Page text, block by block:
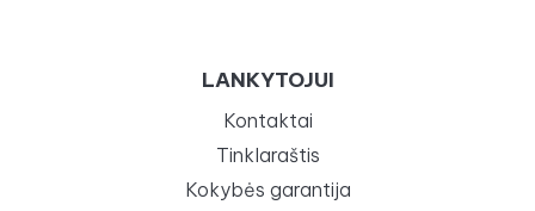
LANKYTOJUI
Kontaktai
Tinklaraštis
Kokybės garantija